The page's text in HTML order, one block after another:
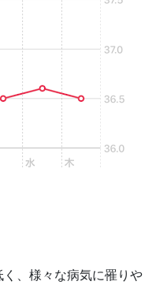
、様々な病気に罹りや